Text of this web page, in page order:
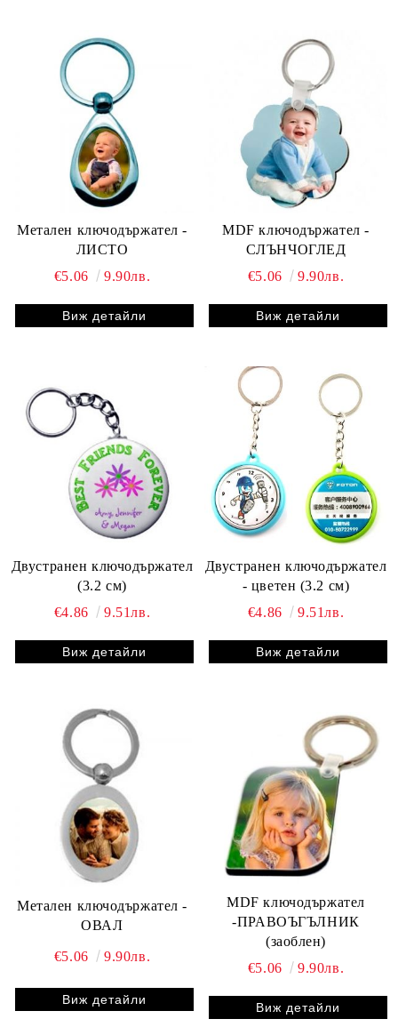
Метален ключодържател -
ЛИСТО
€5.06
9.90лв.
Виж детайли
MDF ключодържател -
СЛЪНЧОГЛЕД
€5.06
9.90лв.
Виж детайли
Двустранен ключодържател
(3.2 см)
€4.86
9.51лв.
Виж детайли
Двустранен ключодържател
- цветен (3.2 см)
€4.86
9.51лв.
Виж детайли
Метален ключодържател -
ОВАЛ
€5.06 9.90лв.
Виж детайли
MDF ключодържател
-ПРАВОЪГЪЛНИК
(заоблен)
€5.06
9.90лв.
Виж детайли